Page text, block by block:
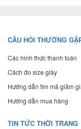
CÂU HỎI THƯỜNG
Các hình thức thanh toán
Cách đo size giày
Hướng dẫn tìm mã giảm
Hướng dẫn mua hàng
TIN TỨC THỜI TRANG